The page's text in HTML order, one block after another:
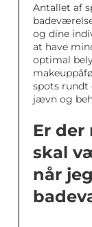
Antallet af
og dine
at have
optimal
spots rundt
jævn og
Er
skal
når